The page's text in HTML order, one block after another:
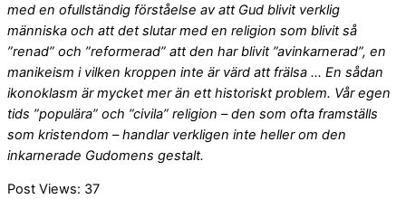
med en ofullständig förståelse av att Gud blivit verklig
människa och att det slutar med en religion som blivit så
”renad” och ”reformerad” att den har blivit ”avinkarnerad”, en
manikeism i vilken kroppen inte är värd att frälsa … En sådan
ikonoklasm är mycket mer än ett historiskt problem. Vår egen
tids ”populära” och ”civila” religion – den som ofta framställs
som kristendom – handlar verkligen inte heller om den
inkarnerade Gudomens gestalt.
Post Views: 37